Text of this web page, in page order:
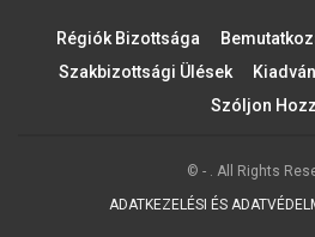
Régiók Bizottsága
Szakbizottsági Ülések
Szóljon
© - . All Rights
ADATKEZELÉSI ÉS